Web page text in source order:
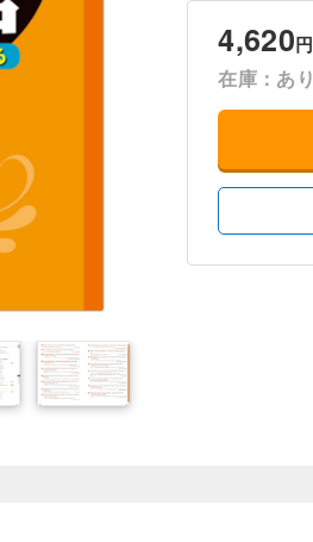
4,620円
在庫：あり